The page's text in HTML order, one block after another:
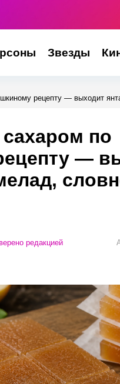
Звезды
рецепту — выходит
по
—
редакцией